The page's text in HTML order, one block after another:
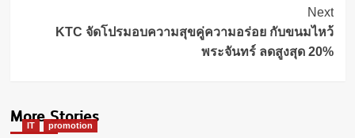
Next
KTC จัดโปรมอบความสุขคู่ความอร่อย กับขนมไหว้
พระจันทร์ ลดสูงสุด 20%
More Stories
IT promotion